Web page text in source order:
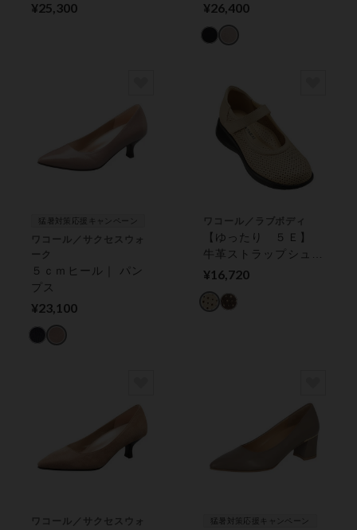
プ｜歩きやすく 疲れ
¥25,300 ¥26,400
猛暑対策応援キャンペーン
ワコール／サクセスウォ
ーク
５ｃｍヒール｜ パン
プス
¥23,100
ワコール／ラブボディ
【ゆったり ５Ｅ】
牛革ストラップシュー
ズ５Ｅ
¥16,720
ワコール／サクセスウォ
猛暑対策応援キャンペーン